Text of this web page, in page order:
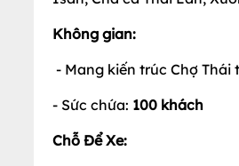
Không gian:
- Mang kiến trúc Chợ Thái
- Sức chứa: 100 khách
Chỗ Để Xe: